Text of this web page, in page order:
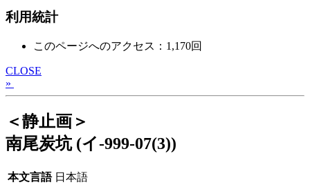
利用統計
このページへのアクセス：1,170回
CLOSE
»
＜静止画＞
南尾炭坑 (イ‐999-07(3))
本文言語 日本語